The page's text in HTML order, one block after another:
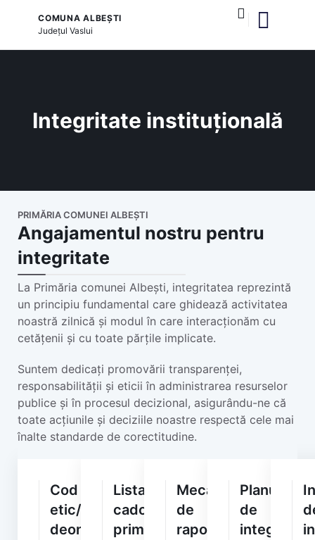
COMUNA ALBEȘTI
JudețulVaslui
Integritate instituțională
PRIMĂRIA COMUNEI ALBEȘTI
Angajamentul nostru pentru
integritate
La Primăria comunei Albești, integritatea reprezintă
un principiu fundamental care ghidează activitatea
noastră zilnică și modul în care interacționăm cu
cetățenii și cu toate părțile implicate.
Suntem dedicați promovării transparenței,
responsabilității și eticii în administrarea resurselor
publice și în procesul decizional, asigurându-ne că
toate acțiunile și deciziile noastre respectă cele mai
înalte standarde de corectitudine.
Cod
etic/
deontologic
Lista
cadourilor
primite
Mecanismul
de
raportare
Planul
de
integritate